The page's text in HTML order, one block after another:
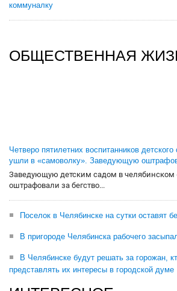
коммуналку
ОБЩЕСТВЕННАЯ
Четверо пятилетних воспитанников
ушли в «самоволку». Заведующую
Заведующую детским садом в челябинском
оштрафовали за бегство...
Поселок в Челябинске на сутки оставят
В пригороде Челябинска рабочего
В Челябинске будут решать за горожан,
представлять их интересы в городской думе